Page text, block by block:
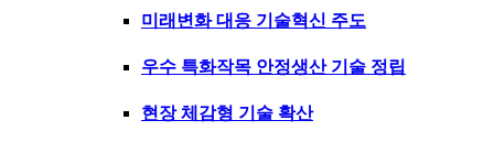
미래변화 대응 기술혁신 주도
우수 특화작목 안정생산 기술 정립
현장 체감형 기술 확산